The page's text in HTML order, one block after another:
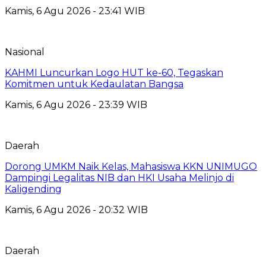
Kamis, 6 Agu 2026 - 23:41 WIB
Nasional
KAHMI Luncurkan Logo HUT ke-60, Tegaskan
Komitmen untuk Kedaulatan Bangsa
Kamis, 6 Agu 2026 - 23:39 WIB
Daerah
Dorong UMKM Naik Kelas, Mahasiswa KKN UNIMUGO
Dampingi Legalitas NIB dan HKI Usaha Melinjo di
Kaligending
Kamis, 6 Agu 2026 - 20:32 WIB
Daerah